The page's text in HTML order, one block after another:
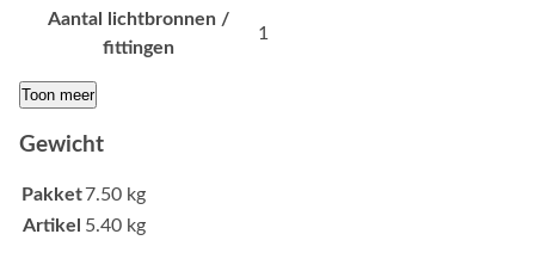
Aantal lichtbronnen /
fittingen
1
Toon meer
Gewicht
Pakket7.50 kg
Artikel 5.40 kg